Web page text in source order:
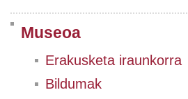
Museoa
Erakusketa iraunkorra
Bildumak